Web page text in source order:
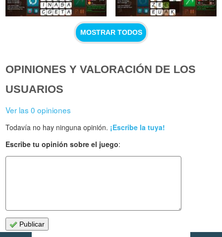
MOSTRAR TODOS
OPINIONES Y VALORACIÓN DE LOS
USUARIOS
Ver las 0 opiniones
Todavía no hay ninguna opinión. ¡Escribe la tuya!
Escribe tu opinión sobre el juego:
Publicar